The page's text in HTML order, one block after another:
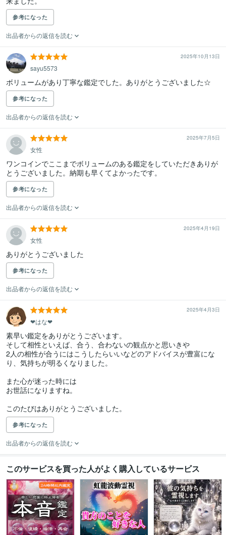
参考になった
出品者からの返信を読む
2025年10月13日
sayu5573
ボリュームがあり丁寧な鑑定でした。ありがとうございました☆
参考になった
出品者からの返信を読む
2025年7月5日
女性
ワンコインでここまでボリュームのある鑑定をしていただきありが
とうございました。納期も早くてよかったです。
参考になった
出品者からの返信を読む
2025年4月19日
女性
ありがとうございました
参考になった
出品者からの返信を読む
2025年4月3日
❤︎はな❤︎
素早い鑑定をありがとうございます。
そして相性といえば、合う、合わないの観点かと思いきや
2人の相性が合うにはこうしたらいいなどのアドバイスが豊富にな
り、気持ちが明るくなりました。
また心が迷った時には
お世話になりますね。
このたびはありがとうございました。
参考になった
出品者からの返信を読む
このサービスを買った人がよく購入しているサービス